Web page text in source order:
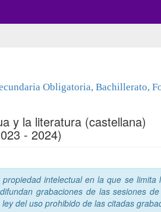
Obligatoria, Bachillerato,
y la literatura (castellana)
- 2024)
intelectual en la que se limita
grabaciones de las sesiones
del uso prohibido de las citadas